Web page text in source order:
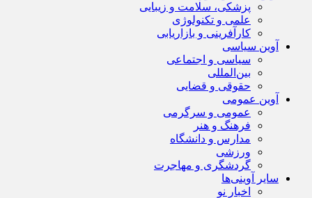
پزشکی، سلامت و زیبایی
علمی و تکنولوژی
کارآفرینی و بازاریابی
آوین سیاسی
سیاسی و اجتماعی
بین‌المللی
حقوقی و قضایی
آوین عمومی
عمومی و سرگرمی
فرهنگ و هنر
مدارس و دانشگاه
ورزشی
گردشگری و مهاجرت
سایر آوینی‌ها
اخبار نو